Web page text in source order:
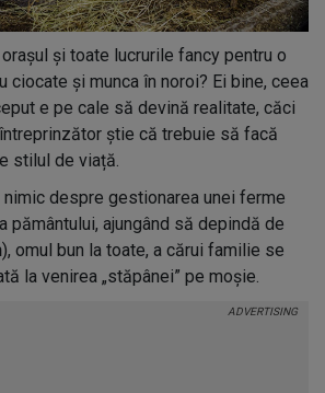
și toate lucrurile fancy pentru o
ciocate și munca în noroi? Ei bine, ceea
e pe cale să devină realitate, căci
știe că trebuie să facă
stilul de viață.
nimic despre gestionarea unei ferme
pământului, ajungând să depindă de
), omul bun la toate, a cărui familie se
la venirea „stăpânei” pe moșie.